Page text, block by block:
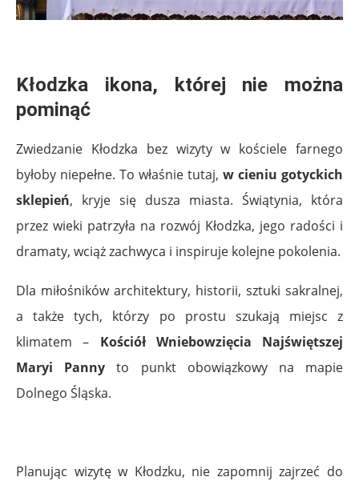
Kłodzka ikona, której nie można
pominąć
Zwiedzanie Kłodzka bez wizyty w kościele farnego
byłoby niepełne. To właśnie tutaj, w cieniu gotyckich
sklepień, kryje się dusza miasta. Świątynia, która
przez wieki patrzyła na rozwój Kłodzka, jego radości i
dramaty, wciąż zachwyca i inspiruje kolejne pokolenia.
Dla miłośników architektury, historii, sztuki sakralnej,
a także tych, którzy po prostu szukają miejsc z
klimatem – Kościół Wniebowzięcia Najświętszej
Maryi Panny to punkt obowiązkowy na mapie
Dolnego Śląska.
Planując wizytę w Kłodzku, nie zapomnij zajrzeć do